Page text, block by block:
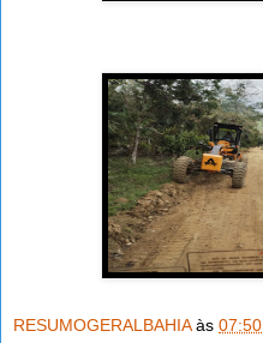
RESUMOGERALBAHIA às 07:50